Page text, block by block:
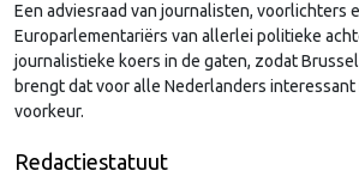
Een adviesraad van journalisten, voorlichters
Europarlementariërs van allerlei politieke
journalistieke koers in de gaten, zodat
brengt dat voor alle Nederlanders
voorkeur.
Redactiestatuut